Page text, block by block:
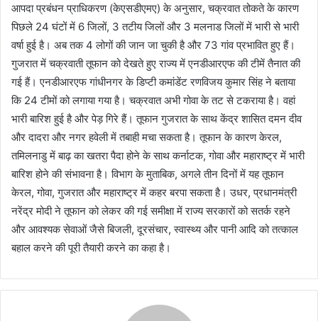
आपदा प्रबंधन प्राधिकरण (केएसडीएमए) के अनुसार, चक्रवात तोकते के कारण
पिछले 24 घंटों में 6 जिलों, 3 तटीय जिलों और 3 मलनाड जिलों में भारी से भारी
वर्षा हुई है। अब तक 4 लोगों की जान जा चुकी है और 73 गांव प्रभावित हुए हैं।
गुजरात में चक्रवाती तूफान को देखते हुए राज्य में एनडीआरएफ की टीमें तैनात की
गई हैं। एनडीआरएफ गांधीनगर के डिप्टी कमांडेंट रणविजय कुमार सिंह ने बताया
कि 24 टीमों को लगाया गया है। चक्रवात अभी गोवा के तट से टकराया है। वहां
भारी बारिश हुई है और पेड़ गिरे हैं। तूफान गुजरात के साथ केंद्र शासित दमन दीव
और दादरा और नगर हवेली में तबाही मचा सकता है। तूफान के कारण केरल,
तमिलनाडु में बाढ़ का खतरा पैदा होने के साथ कर्नाटक, गोवा और महाराष्ट्र में भारी
बारिश होने की संभावना है। विभाग के मुताबिक, अगले तीन दिनों में यह तूफान
केरल, गोवा, गुजरात और महाराष्ट्र में कहर बरपा सकता है। उधर, प्रधानमंत्री
नरेंद्र मोदी ने तूफान को लेकर की गई समीक्षा में राज्य सरकारों को सतर्क रहने
और आवश्यक सेवाओं जैसे बिजली, दूरसंचार, स्वास्थ्य और पानी आदि को तत्काल
बहाल करने की पूरी तैयारी करने का कहा है।